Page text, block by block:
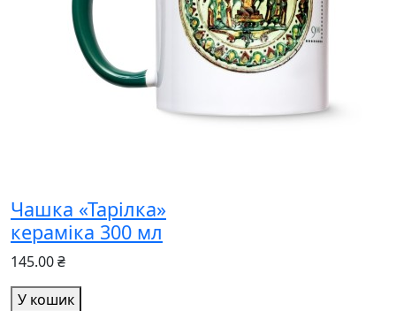
Чашка «Тарілка»
кераміка 300 мл
145.00 ₴
У кошик